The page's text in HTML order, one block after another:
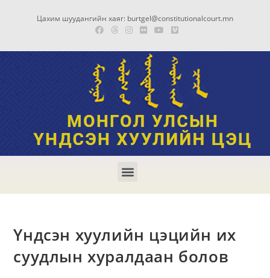
Цахим шуудангийн хаяг: burtgel@constitutionalcourt.mn
Үндсэн хуулийн цэцийн их
суудлын хуралдаан болов